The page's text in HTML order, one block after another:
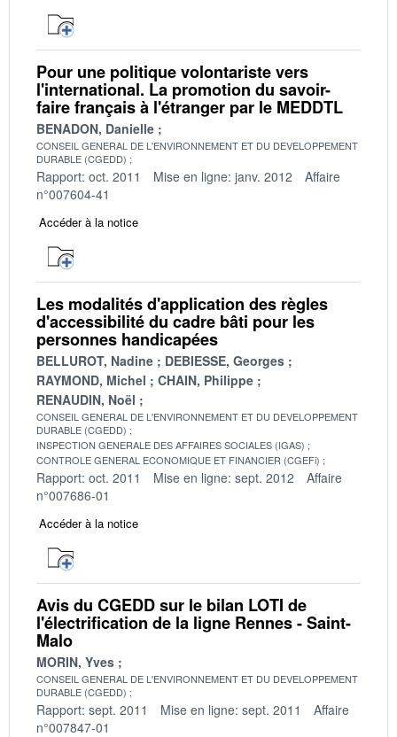
Pour une politique volontariste vers
l'international. La promotion du savoir-
faire français à l'étranger par le MEDDTL
BENADON, Danielle
CONSEIL GENERAL DE L'ENVIRONNEMENT ET DU DEVELOPPEMENT
DURABLE (CGEDD)
Rapport: oct. 2011 Mise en ligne: janv. 2012
Affaire
n°007604-41
Accéder à la notice
Les modalités d'application des règles
d'accessibilité du cadre bâti pour les
personnes handicapées
BELLUROT, Nadine
DEBIESSE, Georges
RAYMOND, Michel
CHAIN, Philippe
RENAUDIN, Noël
CONSEIL GENERAL DE L'ENVIRONNEMENT ET DU DEVELOPPEMENT
DURABLE (CGEDD)
INSPECTION GENERALE DES AFFAIRES SOCIALES (IGAS)
CONTROLE GENERAL ECONOMIQUE ET FINANCIER (CGEFi)
Rapport: oct. 2011 Mise en ligne: sept. 2012
Affaire
n°007686-01
Accéder à la notice
Avis du CGEDD sur le bilan LOTI de
l'électrification de la ligne Rennes - Saint-
Malo
MORIN, Yves
CONSEIL GENERAL DE L'ENVIRONNEMENT ET DU DEVELOPPEMENT
DURABLE (CGEDD)
Rapport: sept. 2011 Mise en ligne: sept. 2011
Affaire
n°007847-01